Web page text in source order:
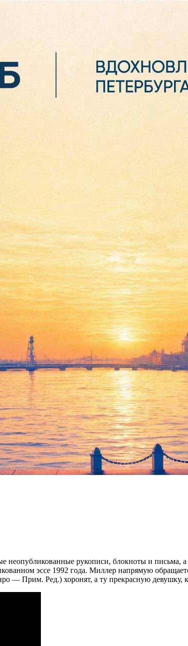
мужа Мэрлин Монро
Миллер, был возмущён поведением людей,
в Техасе,
сообщает The Guardian
неопубликованные рукописи, блокноты и письма,
эссе 1992 года. Миллер напрямую
— Прим. Ред.) хоронят, а ту прекрасную девушку,